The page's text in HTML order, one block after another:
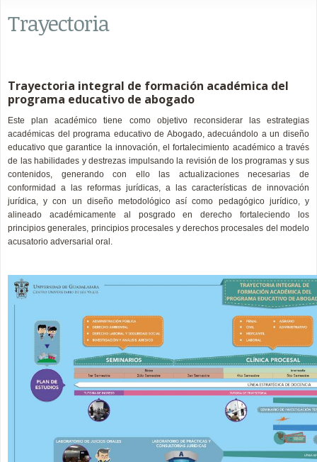
Trayectoria
Trayectoria integral de formación académica del
programa educativo de abogado
Este plan académico tiene como objetivo reconsiderar las estrategias
académicas del programa educativo de Abogado, adecuándolo a un diseño
educativo que garantice la innovación, el fortalecimiento académico a través
de las habilidades y destrezas impulsando la revisión de los programas y sus
contenidos, generando con ello las actualizaciones necesarias de
conformidad a las reformas jurídicas, a las características de innovación
jurídica, y con un diseño metodológico así como pedagógico jurídico, y
alineado académicamente al posgrado en derecho fortaleciendo los
principios generales, principios procesales y derechos procesales del modelo
acusatorio adversarial oral.